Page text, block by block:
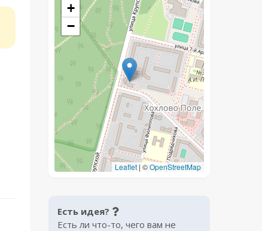
+
−
Leaflet | ©OpenStreetMap
Есть идея?
Есть ли что-то, чего вам не